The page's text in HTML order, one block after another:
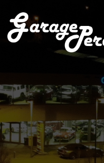
Paramètres avancés des cookies